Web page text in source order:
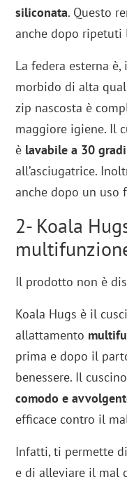
siliconata. Questo
anche dopo ripetuti
La federa esterna
morbido di alta
zip nascosta è
maggiore igiene. Il
è lavabile a 30
all’asciugatrice.
anche dopo un uso
2- Koala
Il prodotto non è
Koala Hugs è il
allattamento
prima e dopo il
benessere. Il
comodo e
efficace contro il
Infatti, ti permette
e di alleviare il mal